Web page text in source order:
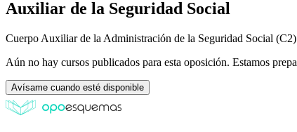
Auxiliar de la Seguridad Social
Cuerpo Auxiliar de la Administración de la Seguridad Social
Aún no hay cursos publicados para esta oposición. Estamos
Avísame cuando esté disponible